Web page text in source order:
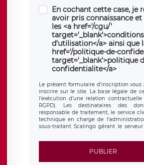
En cochant cette case, je
avoir pris connaissance
les <a href='/cgu/'
d'utilisation</a> ainsi que
href='/politique-de-
target='_blank'>politique
confidentialite</a>
Le présent formulaire d’inscription
inscrire sur le site. La base légale de
l’exécution d’une relation contractuelle
RGPD). Les destinataires des
responsable de traitement, le service
technique en charge de
sous-traitant Scalingo gérant le
toute personne légalement
d’inscription est hébergé sur un
protection conformes au RGPD
. Les
sont conservées jusqu’à ce que
PUBLIER